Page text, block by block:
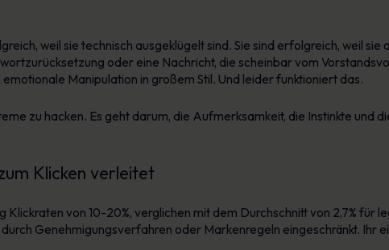
weil sie technisch ausgeklügelt sind. Sie sind erfolgreich, weil sie
oder eine Nachricht, die scheinbar vom
Manipulation in großem Stil. Und leider funktioniert das.
zu hacken. Es geht darum, die Aufmerksamkeit, die Instinkte und
Klicken verleitet
von 10-20%, verglichen mit dem Durchschnitt von 2,7% für
Genehmigungsverfahren oder Markenregeln eingeschränkt. Ihr